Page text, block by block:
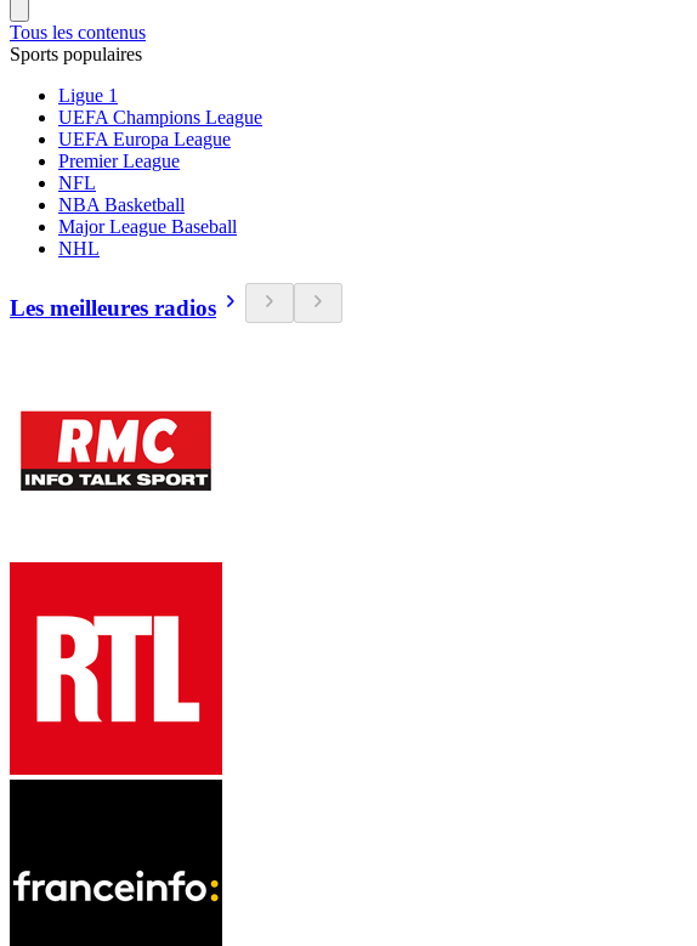
Tous les contenus
Sports populaires
Ligue 1
UEFA Champions League
UEFA Europa League
Premier League
NFL
NBA Basketball
Major League Baseball
NHL
Les meilleures radios